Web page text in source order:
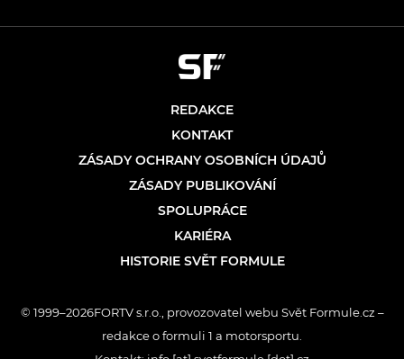
REDAKCE
KONTAKT
ZÁSADY OCHRANY OSOBNÍCH ÚDAJŮ
ZÁSADY PUBLIKOVÁNÍ
SPOLUPRÁCE
KARIÉRA
HISTORIE SVĚT FORMULE
© 1999–2026FORTV s.r.o., provozovatel webu Svět Formule.cz –
redakce o formuli 1 a motorsportu.